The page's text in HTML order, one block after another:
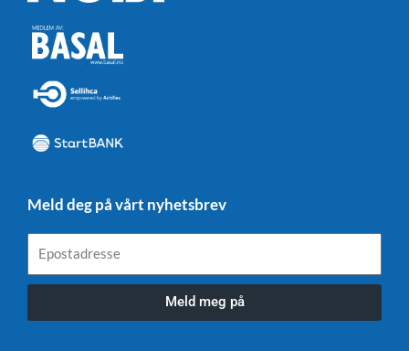
Meld deg på vårt nyhetsbrev
Epostadresse
Meld meg på